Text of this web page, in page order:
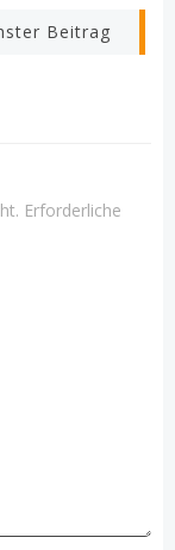
Beitrag
Erforderliche